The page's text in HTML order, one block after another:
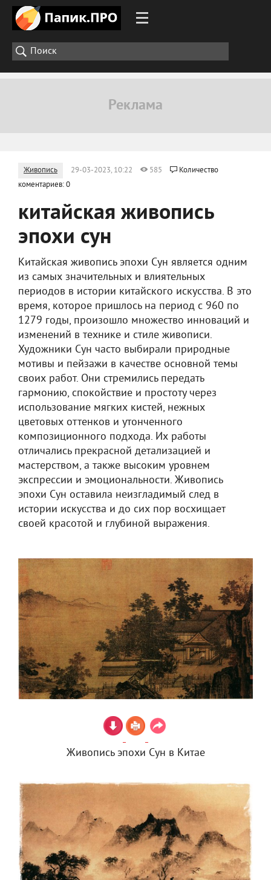
Живопись 29-03-2023, 10:22 585
Количество
коментариев: 0
китайская живопись
эпохи сун
Китайская живопись эпохи Сун является одним
из самых значительных и влиятельных
периодов в истории китайского искусства. В это
время, которое пришлось на период с 960 по
1279 годы, произошло множество инноваций и
изменений в технике и стиле живописи.
Художники Сун часто выбирали природные
мотивы и пейзажи в качестве основной темы
своих работ. Они стремились передать
гармонию, спокойствие и простоту через
использование мягких кистей, нежных
цветовых оттенков и утонченного
композиционного подхода. Их работы
отличались прекрасной детализацией и
мастерством, а также высоким уровнем
экспрессии и эмоциональности. Живопись
эпохи Сун оставила неизгладимый след в
истории искусства и до сих пор восхищает
своей красотой и глубиной выражения.
Живопись эпохи Сун в Китае